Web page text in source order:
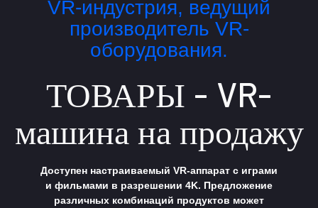
VR-индустрия, ведущий
производитель VR-
оборудования.
ТОВАРЫ - VR-
машина на продажу
Доступен настраиваемый VR-аппарат с играми
и фильмами в разрешении 4K. Предложение
различных комбинаций продуктов может